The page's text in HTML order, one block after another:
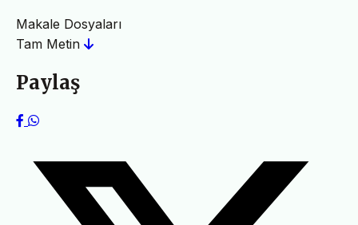
Makale Dosyaları
Tam Metin
Paylaş